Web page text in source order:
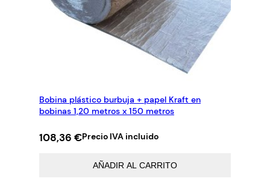
Bobina plástico burbuja + papel Kraft en
bobinas 1,20 metros x 150 metros
108,36 €Precio IVA incluido
AÑADIR AL CARRITO